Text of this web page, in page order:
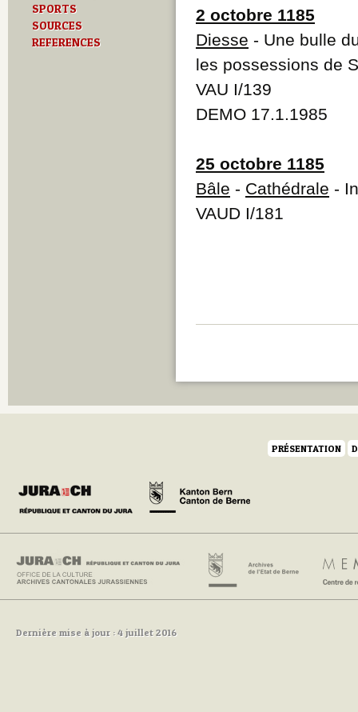
SPORTS
SOURCES
REFERENCES
2 octobre 1185
Diesse - Une bulle
les possessions de
VAU I/139
DEMO 17.1.1985
25 octobre 1185
Bâle - Cathédrale -
VAUD I/181
PRÉSENTATION
Dernière mise à jour : 4 juillet 2016